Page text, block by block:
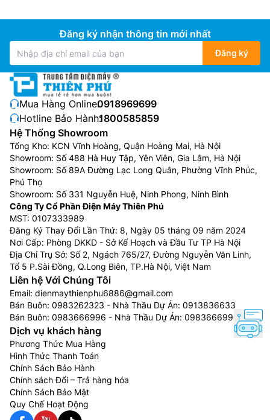
Đăng ký nhận thông tin mới nhất
Đăng ký
Mua Hàng Online:0918969699
Hotline Bảo Hành:1800585859
Hệ Thống Showroom
Tổng Kho: KCN Vĩnh Hoàng, Quận Hoàng Mai, Hà Nội
Showroom: Số 488 Hà Huy Tập, Yên Viên, Gia Lâm, Hà Nội
Showroom: Số 89A Đường Lạc Long Quân, Phường Vĩnh Phúc,
Phú Thọ
Showroom: Số 331 Nguyễn Huệ, Ninh Phong, Ninh Bình
Công Ty Cổ Phần Điện Máy Thiên Phú
MST: 0107333989
Đăng Ký Thay Đổi Lần Thứ: 8, Ngày 05 tháng 09 năm 2024
Nơi Cấp: Phòng DKKD - Sở Kế Hoạch và Đầu Tư TP Hà Nội
Địa Chỉ Trụ Sở: Số 2, Ngách 765/27, Đường Nguyễn Văn Linh,
Tổ 5 P.Sài Đồng, Q.Long Biên, TP.Hà Nội, Việt Nam
Liên hệ Với Chúng Tôi
Email: dienmaythienphu6886@gmail.com
Bán Buôn: 0983262323 - Nhà Thầu Dự Án: 0913836633
Bán Buôn: 0983666996 - Nhà Thầu Dự Án: 0983666996
Dịch vụ khách hàng
Phương Thức Mua Hàng
Hình Thức Thanh Toán
Chính Sách Bảo Hành
Chính sách Đổi – Trả hàng hóa
Chính Sách Bảo Mật
Quy Chế Hoạt Động